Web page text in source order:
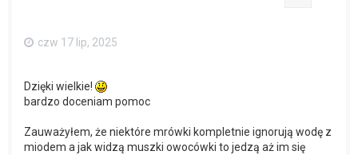
czw 17 lip, 2025
Dzięki wielkie!
bardzo doceniam pomoc
Zauważyłem, że niektóre mrówki kompletnie ignorują wodę z
miodem a jak widzą muszki owocówki to jedzą aż im się